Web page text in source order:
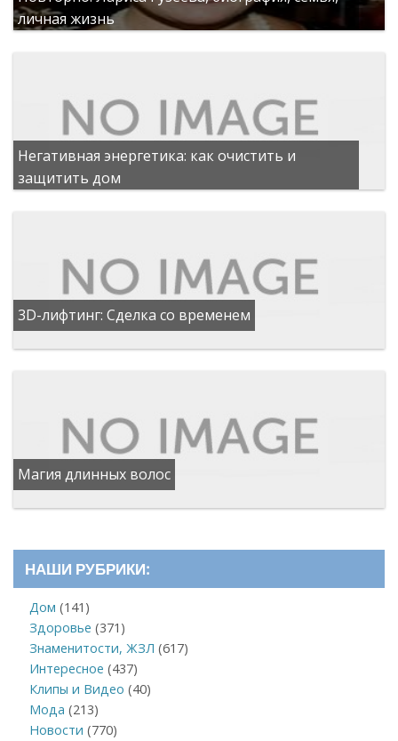
личная жизнь
Негативная энергетика: как очистить и
защитить дом
3D-лифтинг: Сделка со временем
Магия длинных волос
НАШИ РУБРИКИ:
Дом (141)
Здоровье (371)
Знаменитости, ЖЗЛ (617)
Интересное (437)
Клипы и Видео (40)
Мода (213)
Новости (770)